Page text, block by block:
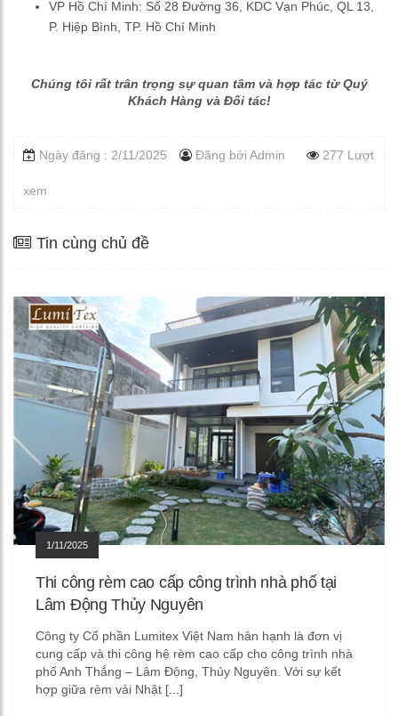
VP Hồ Chí Minh: Số 28 Đường 36, KDC Vạn Phúc, QL 13,
P. Hiệp Bình, TP. Hồ Chí Minh
Chúng tôi rất trân trọng sự quan tâm và hợp tác từ Quý
Khách Hàng và Đối tác!
Ngày đăng : 2/11/2025 Đăng bởi Admin 277 Lượt
xem
Tin cùng chủ đề
1/11/2025
Thi công rèm cao cấp công trình nhà phố tại
Lâm Động Thủy Nguyên
Công ty Cổ phần Lumitex Việt Nam hân hạnh là đơn vị
cung cấp và thi công hệ rèm cao cấp cho công trình nhà
phố Anh Thắng – Lâm Động, Thủy Nguyên. Với sự kết
hợp giữa rèm vải Nhật [...]